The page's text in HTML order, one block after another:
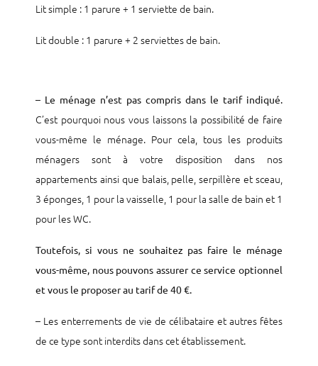
Lit simple : 1 parure + 1 serviette de bain.
Lit double : 1 parure + 2 serviettes de bain.
– Le ménage n’est pas compris dans le tarif indiqué.
C’est pourquoi nous vous laissons la possibilité de faire
vous-même le ménage. Pour cela, tous les produits
ménagers sont à votre disposition dans nos
appartements ainsi que balais, pelle, serpillère et sceau,
3 éponges, 1 pour la vaisselle, 1 pour la salle de bain et 1
pour les WC.
Toutefois, si vous ne souhaitez pas faire le ménage
vous-même, nous pouvons assurer ce service optionnel
et vous le proposer au tarif de 40 €.
– Les enterrements de vie de célibataire et autres fêtes
de ce type sont interdits dans cet établissement.